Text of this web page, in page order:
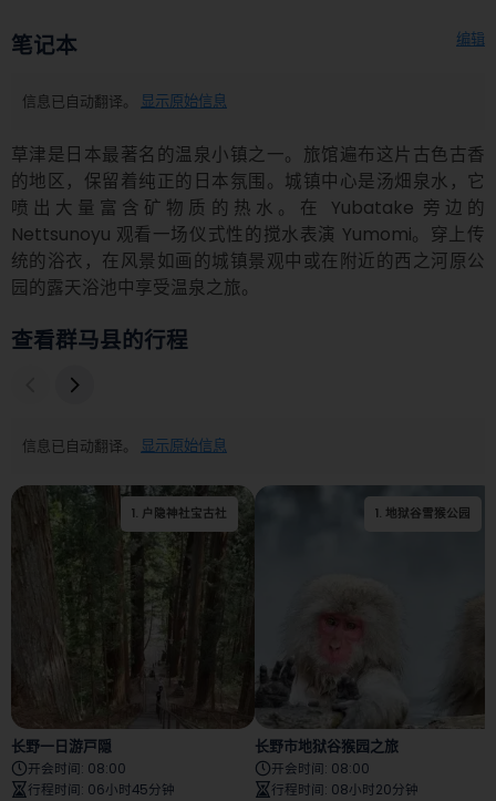
笔记本 编辑
信息已自动翻译。 显示原始信息
草津是日本最著名的温泉小镇之一。旅馆遍布这片古色古香
的地区，保留着纯正的日本氛围。城镇中心是汤畑泉水，它
喷出大量富含矿物质的热水。在 Yubatake 旁边的
Nettsunoyu 观看一场仪式性的搅水表演 Yumomi。穿上传
统的浴衣，在风景如画的城镇景观中或在附近的西之河原公
园的露天浴池中享受温泉之旅。
查看群马县的行程
信息已自动翻译。 显示原始信息
1. 户隐神社宝古社 2. 户隐神社中社
长野一日游戸隠
开会时间: 08:00
行程时间: 06小时45分钟
1. 地狱谷雪猴公园
长野市地狱谷猴园之旅
开会时间: 08:00
行程时间: 08小时20分钟